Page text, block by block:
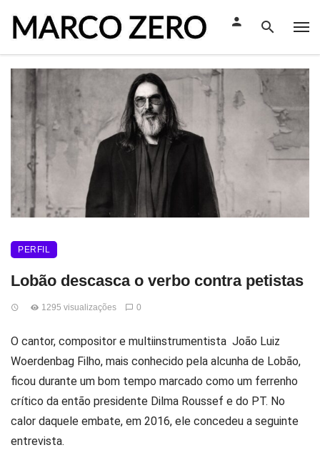
PERFIL
Lobão descasca o verbo contra petistas
1295 visualizações 0
O cantor, compositor e multiinstrumentista João Luiz
Woerdenbag Filho, mais conhecido pela alcunha de Lobão,
ficou durante um bom tempo marcado como um ferrenho
crítico da então presidente Dilma Roussef e do PT. No
calor daquele embate, em 2016, ele concedeu a seguinte
entrevista.